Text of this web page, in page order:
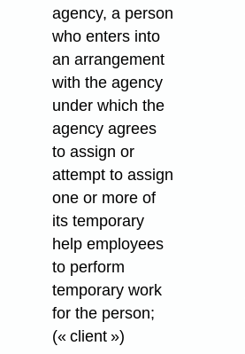
agency, a person
who enters into
an arrangement
with the agency
under which the
agency agrees
to assign or
attempt to assign
one or more of
its temporary
help employees
to perform
temporary work
for the person;
(« client »)